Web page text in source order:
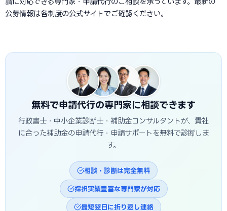
公募情報は各制度の公式サイトでご確認ください。
無料で申請代行の専門家に相談できます
行政書士・中小企業診断士・補助金コンサルタントが、貴社
に合った補助金の申請代行・申請サポートを無料で診断しま
す。
相談・診断は完全無料
採択実績豊富な専門家が対応
最短翌日に折り返し連絡